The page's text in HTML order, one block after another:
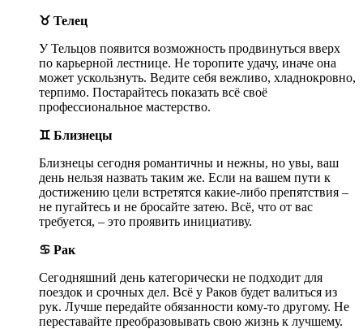
♉ Телец
У Тельцов появится возможность продвинуться вверх
по карьерной лестнице. Не торопите удачу, иначе она
может ускользнуть. Ведите себя вежливо, хладнокровно,
терпимо. Постарайтесь показать всё своё
профессиональное мастерство.
♊ Близнецы
Близнецы сегодня романтичны и нежны, но увы, ваш
день нельзя назвать таким же. Если на вашем пути к
достижению цели встретятся какие-либо препятствия –
не пугайтесь и не бросайте затею. Всё, что от вас
требуется, – это проявить инициативу.
♋ Рак
Сегодняшний день категорически не подходит для
поездок и срочных дел. Всё у Раков будет валиться из
рук. Лучше передайте обязанности кому-то другому. Не
переставайте преобразовывать свою жизнь к лучшему.